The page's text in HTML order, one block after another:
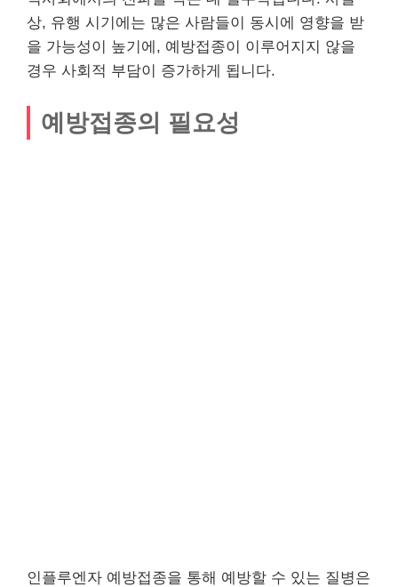
상, 유행 시기에는 많은 사람들이 동시에 영향을 받
을 가능성이 높기에, 예방접종이 이루어지지 않을
경우 사회적 부담이 증가하게 됩니다.
예방접종의 필요성
인플루엔자 예방접종을 통해 예방할 수 있는 질병은